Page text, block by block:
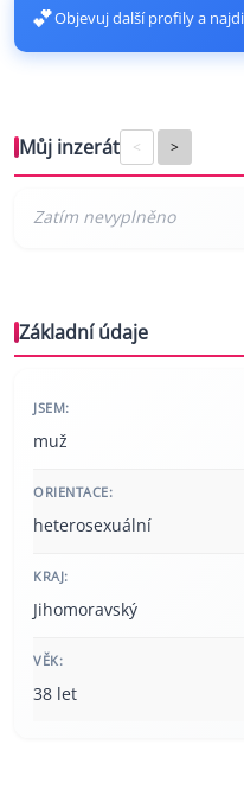
💕Objevuj další profily a
Můj inzerát < >
Základní údaje
JSEM:
muž
ORIENTACE:
heterosexuální
KRAJ:
Jihomoravský
VĚK:
38 let